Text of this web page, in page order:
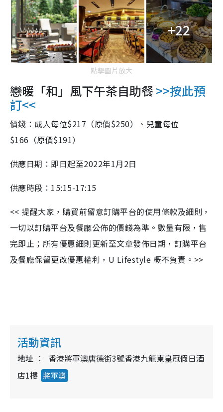
+22
點擊圖片放大
戀暖「和」風下午茶自助餐>>按此預
訂<<
價錢：成人每位$217（原價$250）、兒童每位
$166（原價$191）
供應日期：即日起至2022年1月2日
供應時段：15:15-17:15
<< 提醒大家，購買前留意訂購平台的使用條款及細則，
一切以訂購平台及餐廳公佈的價錢為準。數量有限，售
完即止；所有優惠細則更新至文章發佈日期，訂購平台
及餐廳保留更改優惠權利，U Lifestyle 概不負責。>>
活動資訊
地址
香港將軍澳唐德街3號香港九龍東皇冠假日酒
店1樓 將軍澳